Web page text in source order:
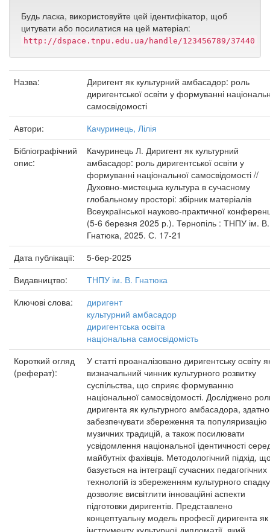
Будь ласка, використовуйте цей ідентифікатор, щоб
цитувати або посилатися на цей матеріал:
http://dspace.tnpu.edu.ua/handle/123456789/37440
Назва:
Диригент як культурний амбасадор: роль
диригентської освіти у формуванні
самосвідомості
Автори:
Качуринець, Лілія
Бібліографічний
опис:
Качуринець Л. Диригент як культурний
амбасадор: роль диригентської освіти у
формуванні національної самосвідомості //
Духовно-мистецька культура в сучасному
глобальному просторі: збірник матеріалів
Всеукраїнської науково-практичної
(5-6 березня 2025 р.). Тернопіль : ТНПУ ім. В.
Гнатюка, 2025. С. 17-21
Дата публікації:
5-бер-2025
Видавництво:
ТНПУ ім. В. Гнатюка
Ключові слова:
диригент
культурний амбасадор
диригентська освіта
національна самосвідомість
Короткий огляд
(реферат):
У статті проаналізовано диригентську освіту
визначальний чинник культурного розвитку
суспільства, що сприяє формуванню
національної самосвідомості. Досліджено
диригента як культурного амбасадора,
забезпечувати збереження та популяризацію
музичних традицій, а також посилювати
усвідомлення національної ідентичності
майбутніх фахівців. Методологічний підхід,
базується на інтеграції сучасних педагогічних
технологій із збереженням культурного
дозволяє висвітлити інноваційні аспекти
підготовки диригентів. Представлено
концептуальну модель професії диригента як
інструменту культурної дипломатії, який